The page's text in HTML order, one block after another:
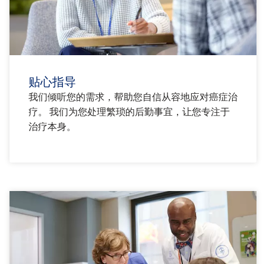
贴心指导
我们倾听您的需求，帮助您自信从容地应对癌症治
疗。 我们为您处理繁琐的后勤事宜，让您专注于
治疗本身。